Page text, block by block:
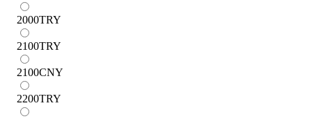
2000TRY
2100TRY
2100CNY
2200TRY